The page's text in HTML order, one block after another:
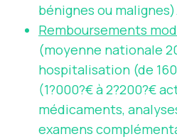
bénignes ou
Remboursements
(moyenne nationale
hospitalisation (de
(1?000?€ à 2?200?€
médicaments,
examens